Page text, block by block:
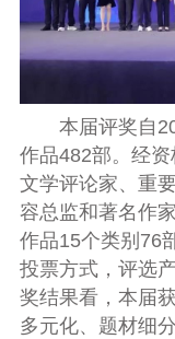
本届评奖自
作品482部。经
文学评论家、重
容总监和著名作
作品15个类别76
投票方式，评选
奖结果看，本届
多元化、题材细